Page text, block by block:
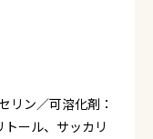
リン／可溶化剤：
ール、サッカリ